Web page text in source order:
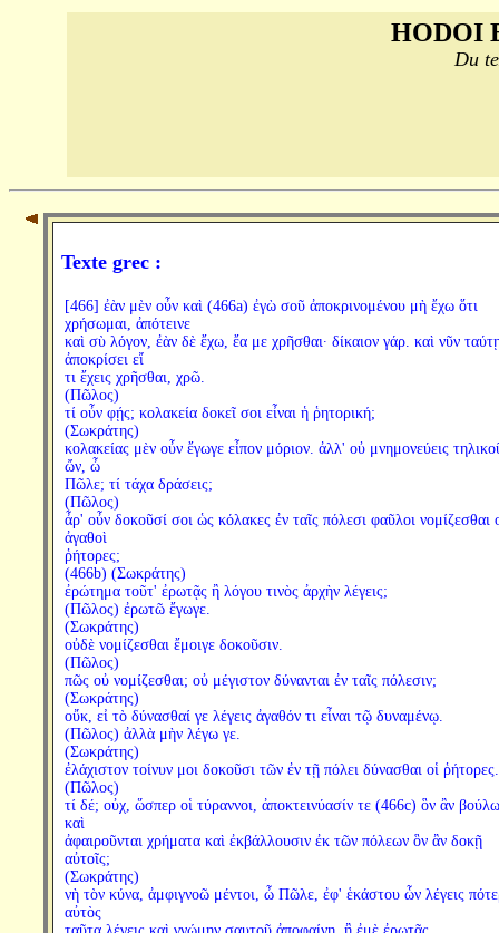
HODOI
Du
Texte grec :
[466] ἐὰν μὲν οὖν καὶ (466a) ἐγὼ σοῦ ἀποκρινομένου μὴ ἔχω ὅτι
χρήσωμαι, ἀπότεινε
καὶ σὺ λόγον, ἐὰν δὲ ἔχω, ἔα με χρῆσθαι· δίκαιον γάρ. καὶ νῦν
ἀποκρίσει εἴ
τι ἔχεις χρῆσθαι, χρῶ.
(Πῶλος)
τί οὖν φῄς; κολακεία δοκεῖ σοι εἶναι ἡ ῥητορική;
(Σωκράτης)
κολακείας μὲν οὖν ἔγωγε εἶπον μόριον. ἀλλ' οὐ μνημονεύεις
ὤν, ὦ
Πῶλε; τί τάχα δράσεις;
(Πῶλος)
ἆρ' οὖν δοκοῦσί σοι ὡς κόλακες ἐν ταῖς πόλεσι φαῦλοι νομίζεσθαι
ἀγαθοὶ
ῥήτορες;
(466b) (Σωκράτης)
ἐρώτημα τοῦτ' ἐρωτᾷς ἢ λόγου τινὸς ἀρχὴν λέγεις;
(Πῶλος) ἐρωτῶ ἔγωγε.
(Σωκράτης)
οὐδὲ νομίζεσθαι ἔμοιγε δοκοῦσιν.
(Πῶλος)
πῶς οὐ νομίζεσθαι; οὐ μέγιστον δύνανται ἐν ταῖς πόλεσιν;
(Σωκράτης)
οὔκ, εἰ τὸ δύνασθαί γε λέγεις ἀγαθόν τι εἶναι τῷ δυναμένῳ.
(Πῶλος) ἀλλὰ μὴν λέγω γε.
(Σωκράτης)
ἐλάχιστον τοίνυν μοι δοκοῦσι τῶν ἐν τῇ πόλει δύνασθαι οἱ ῥήτορες.
(Πῶλος)
τί δέ; οὐχ, ὥσπερ οἱ τύραννοι, ἀποκτεινύασίν τε (466c) ὃν ἂν
καὶ
ἀφαιροῦνται χρήματα καὶ ἐκβάλλουσιν ἐκ τῶν πόλεων ὃν ἂν δοκῇ
αὐτοῖς;
(Σωκράτης)
νὴ τὸν κύνα, ἀμφιγνοῶ μέντοι, ὦ Πῶλε, ἐφ' ἑκάστου ὧν λέγεις
αὐτὸς